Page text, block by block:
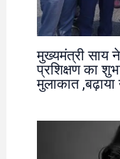
मुख्यमंत्री साय
प्रशिक्षण का
मुलाकात ,बढ़ाया